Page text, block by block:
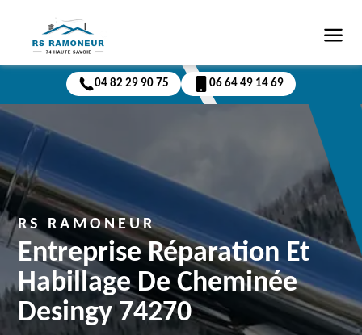
04 82 29 90 75 06 64 49 14 69
RS RAMONEUR
Entreprise Réparation Et
Habillage De Cheminée
Desingy 74270